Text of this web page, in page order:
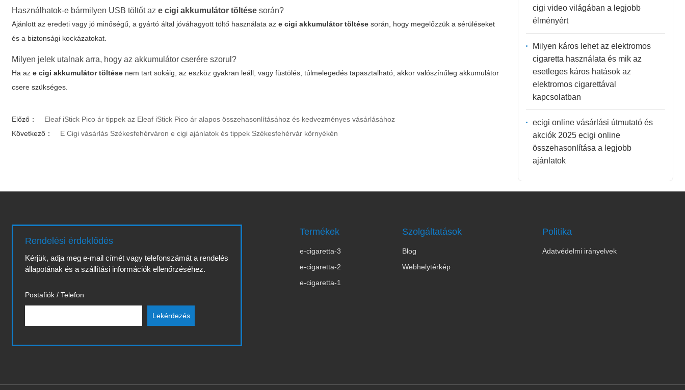
Használhatok-e bármilyen USB töltőt aze cigi akkumulátor töltése során?
Ajánlott az eredeti vagy jó minőségű, a gyártó által jóváhagyott töltő használata aze cigi akkumulátor töltése során, hogy megelőzzük a sérüléseket
és a biztonsági kockázatokat.
Milyen jelek utalnak arra, hogy az akkumulátor cserére szorul?
Ha aze cigi akkumulátor töltése nem tart sokáig, az eszköz gyakran leáll, vagy füstölés, túlmelegedés tapasztalható, akkor valószínűleg akkumulátor
csere szükséges.
Előző：
Eleaf iStick Pico ár tippek az Eleaf iStick Pico ár alapos összehasonlításához és kedvezményes vásárlásához
Következő：
E Cigi vásárlás Székesfehérváron e cigi ajánlatok és tippek Székesfehérvár környékén
cigi video világában a legjobb
élményért
Milyen káros lehet az elektromos
cigaretta használata és mik az
esetleges káros hatások az
elektromos cigarettával
kapcsolatban
ecigi online vásárlási útmutató és
akciók 2025 ecigi online
összehasonlítása a legjobb
ajánlatok
Rendelési érdeklődés
Kérjük, adja meg e-mail címét vagy telefonszámát a rendelés
állapotának és a szállítási információk ellenőrzéséhez.
Postafiók / Telefon
Termékek
e-cigaretta-3
e-cigaretta-2
e-cigaretta-1
Szolgáltatások
Blog
Webhelytérkép
Politika
Adatvédelmi irányelvek